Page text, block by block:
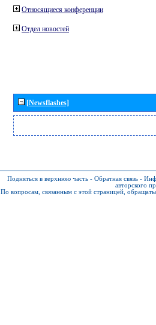
Относящиеся конференции
Отдел новостей
[Newsflashes]
Подняться в верхнюю часть - Обратная связь -
авторского
По вопросам, связанным с этой страницей,